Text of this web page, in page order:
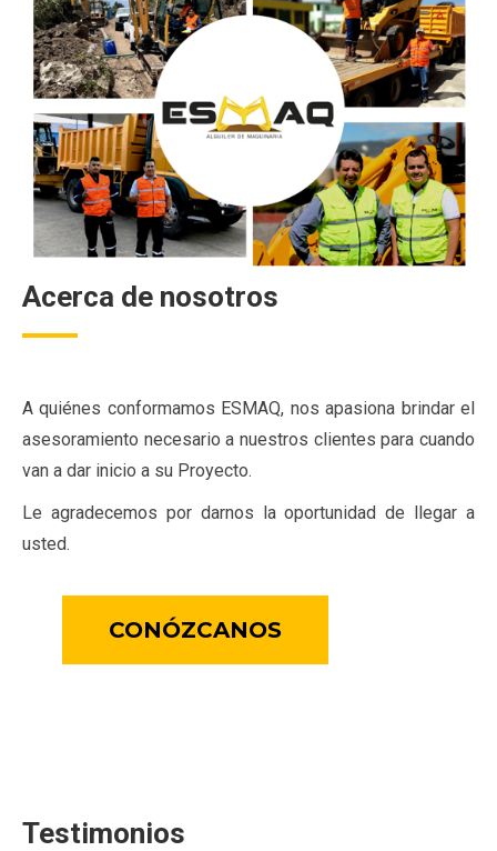
Acerca de nosotros
A quiénes conformamos ESMAQ, nos apasiona brindar el
asesoramiento necesario a nuestros clientes para cuando
van a dar inicio a su Proyecto.
Le agradecemos por darnos la oportunidad de llegar a
usted.
CONÓZCANOS
Testimonios